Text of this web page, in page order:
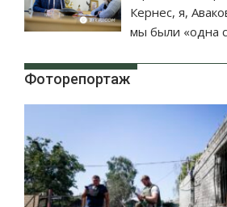
Кернес, я,
мы были «одна
Фоторепортаж